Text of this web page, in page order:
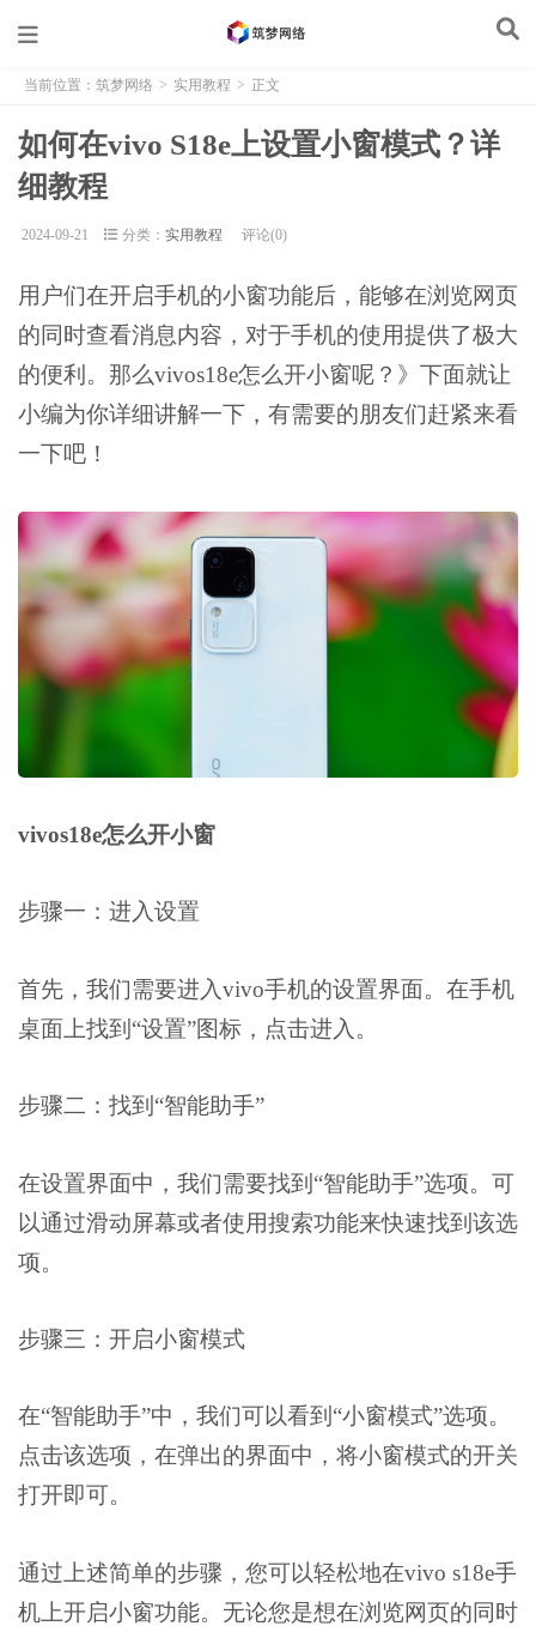
当前位置： 筑梦网络 > 实用教程 > 正文
如何在vivo S18e上设置小窗模式？详
细教程
2024-09-21 分类： 实用教程 评论(0)
用户们在开启手机的小窗功能后，能够在浏览网页
的同时查看消息内容，对于手机的使用提供了极大
的便利。那么vivos18e怎么开小窗呢？》下面就让
小编为你详细讲解一下，有需要的朋友们赶紧来看
一下吧！
vivos18e怎么开小窗
步骤一：进入设置
首先，我们需要进入vivo手机的设置界面。在手机
桌面上找到“设置”图标，点击进入。
步骤二：找到“智能助手”
在设置界面中，我们需要找到“智能助手”选项。可
以通过滑动屏幕或者使用搜索功能来快速找到该选
项。
步骤三：开启小窗模式
在“智能助手”中，我们可以看到“小窗模式”选项。
点击该选项，在弹出的界面中，将小窗模式的开关
打开即可。
通过上述简单的步骤，您可以轻松地在vivo s18e手
机上开启小窗功能。无论您是想在浏览网页的同时